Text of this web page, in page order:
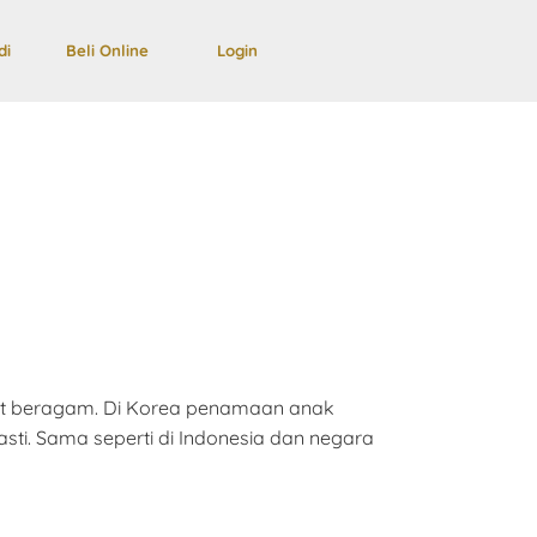
Beli Online Login
beragam. Di Korea penamaan anak
Sama seperti di Indonesia dan negara